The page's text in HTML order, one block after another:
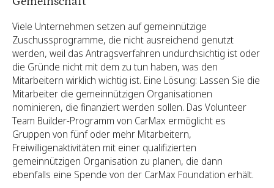
Viele Unternehmen setzen auf gemeinnützige
Zuschussprogramme, die nicht ausreichend genutzt
werden, weil das Antragsverfahren undurchsichtig ist oder
die Gründe nicht mit dem zu tun haben, was den
Mitarbeitern wirklich wichtig ist. Eine Lösung: Lassen Sie die
Mitarbeiter die gemeinnützigen Organisationen
nominieren, die finanziert werden sollen. Das Volunteer
Team Builder-Programm von CarMax ermöglicht es
Gruppen von fünf oder mehr Mitarbeitern,
Freiwilligenaktivitäten mit einer qualifizierten
gemeinnützigen Organisation zu planen, die dann
ebenfalls eine Spende von der CarMax Foundation erhält.